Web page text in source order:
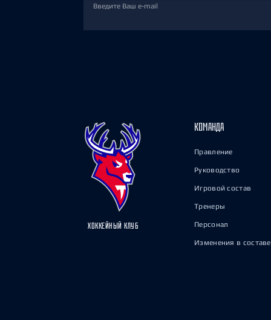
Введите Ваш e-mail
ХОККЕЙНЫЙ КЛУБ
КОМАНДА
Правление
Руководство
Игровой состав
Тренеры
Персонал
Изменения в составе